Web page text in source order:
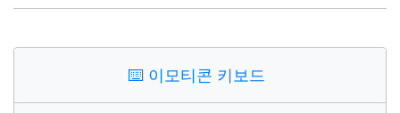
⌨️ 이모티콘 키보드